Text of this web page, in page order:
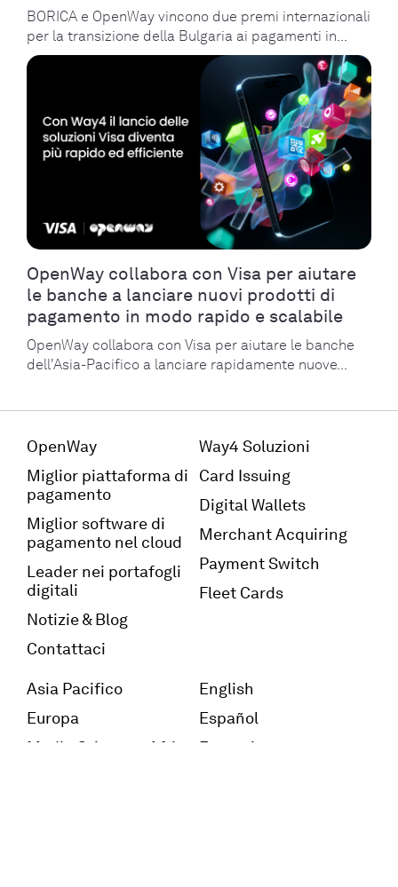
BORICA e OpenWay vincono due premi internazionali
per la transizione della Bulgaria ai pagamenti in...
OpenWay collabora con Visa per aiutare
le banche a lanciare nuovi prodotti di
pagamento in modo rapido e scalabile
OpenWay collabora con Visa per aiutare le banche
dell'Asia-Pacifico a lanciare rapidamente nuove...
OpenWay
Miglior piattaforma di
pagamento
Miglior software di
pagamento nel cloud
Leader nei portafogli
digitali
Notizie & Blog
Contattaci
Way4 Soluzioni
Card Issuing
Digital Wallets
Merchant Acquiring
Payment Switch
Fleet Cards
Asia Pacifico
Europa
Medio Oriente e Africa
English
Español
Français